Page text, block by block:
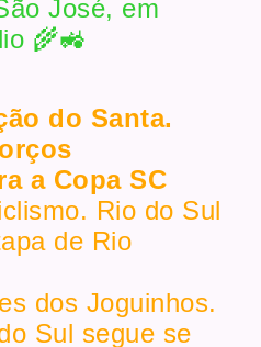
José, em
🌾🚜
do Santa.
a Copa SC
Rio do Sul
de Rio
dos Joguinhos.
Sul segue se